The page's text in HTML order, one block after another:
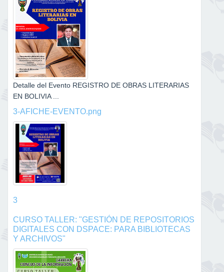
Detalle del Evento REGISTRO DE OBRAS LITERARIAS
EN BOLIVIA ...
3-AFICHE-EVENTO.png
3
CURSO TALLER: "GESTIÓN DE REPOSITORIOS
DIGITALES CON DSPACE: PARA BIBLIOTECAS
Y ARCHIVOS"